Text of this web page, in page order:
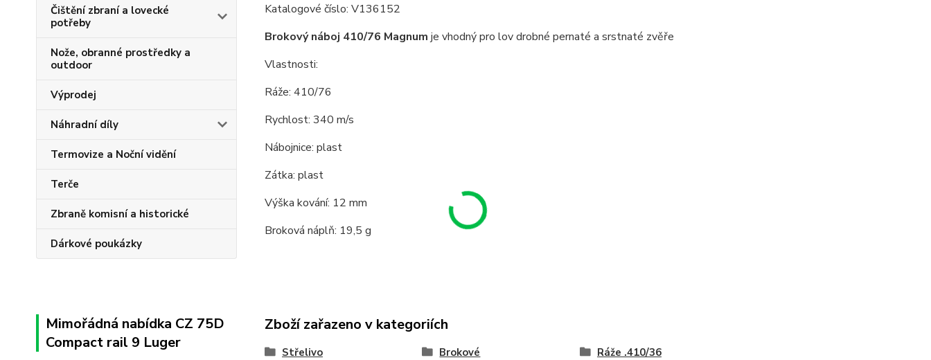
Čištění zbraní a lovecké
potřeby
Nože, obranné prostředky a
outdoor
Výprodej
Náhradní díly
Termovize a Noční vidění
Terče
Zbraně komisní a historické
Dárkové poukázky
Mimořádná nabídka CZ 75D
Compact rail 9 Luger
Katalogové číslo: V136152
Brokový náboj 410/76 Magnum je vhodný pro lov drobné pernaté a srstnaté zvěře
Vlastnosti:
Ráže: 410/76
Rychlost: 340 m/s
Nábojnice: plast
Zátka: plast
Výška kování: 12 mm
Broková náplň: 19,5 g
Zboží zařazeno v kategoriích
Střelivo Brokové Ráže .410/36